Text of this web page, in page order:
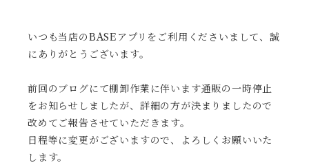
いつも当店のBASEアプリをご利用くださいまして、誠
にありがとうございます。
前回のブログにて棚卸作業に伴います通販の一時停止
をお知らせしましたが、詳細の方が決まりましたので
改めてご報告させていただきます。
日程等に変更がございますので、よろしくお願いいた
します。